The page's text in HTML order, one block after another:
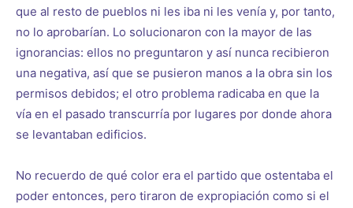
que al resto de pueblos ni les iba ni les venía y, por tanto,
no lo aprobarían. Lo solucionaron con la mayor de las
ignorancias: ellos no preguntaron y así nunca recibieron
una negativa, así que se pusieron manos a la obra sin los
permisos debidos; el otro problema radicaba en que la
vía en el pasado transcurría por lugares por donde ahora
se levantaban edificios.
No recuerdo de qué color era el partido que ostentaba el
poder entonces, pero tiraron de expropiación como si el